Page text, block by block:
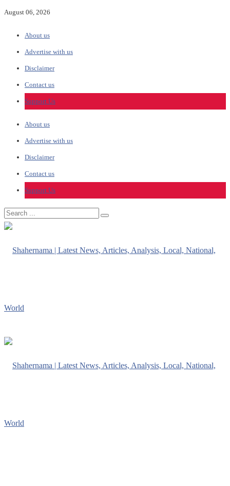
August 06, 2026
About us
Advertise with us
Disclaimer
Contact us
Support Us
About us
Advertise with us
Disclaimer
Contact us
Support Us